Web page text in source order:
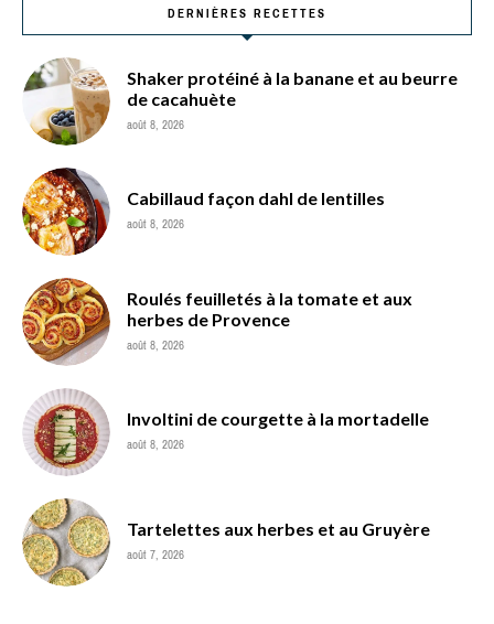
DERNIÈRES RECETTES
Shaker protéiné à la banane et au beurre
de cacahuète
août 8, 2026
Cabillaud façon dahl de lentilles
août 8, 2026
Roulés feuilletés à la tomate et aux
herbes de Provence
août 8, 2026
Involtini de courgette à la mortadelle
août 8, 2026
Tartelettes aux herbes et au Gruyère
août 7, 2026